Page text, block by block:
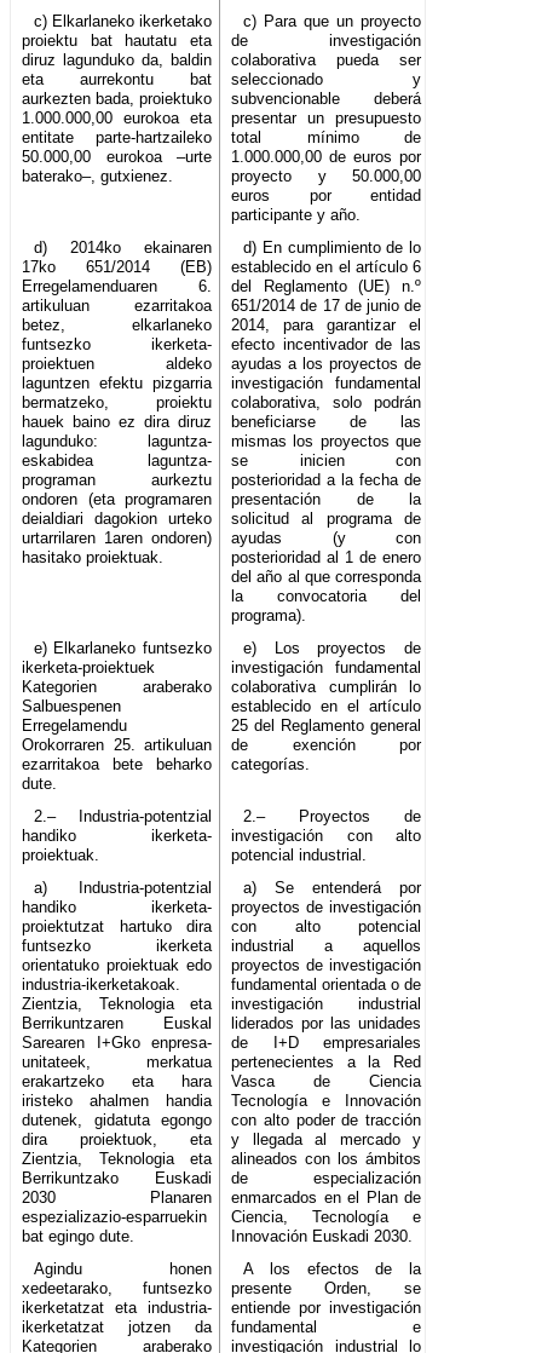
c) Elkarlaneko ikerketako
proiektu bat hautatu eta
diruz lagunduko da, baldin
eta aurrekontu bat
aurkezten bada, proiektuko
1.000.000,00 eurokoa eta
entitate parte-hartzaileko
50.000,00 eurokoa –urte
baterako–, gutxienez.
c) Para que un proyecto
de investigación
colaborativa pueda ser
seleccionado y
subvencionable deberá
presentar un presupuesto
total mínimo de
1.000.000,00 de euros por
proyecto y 50.000,00
euros por entidad
participante y año.
d) 2014ko ekainaren
17ko 651/2014 (EB)
Erregelamenduaren 6.
artikuluan ezarritakoa
betez, elkarlaneko
funtsezko ikerketa-
proiektuen aldeko
laguntzen efektu pizgarria
bermatzeko, proiektu
hauek baino ez dira diruz
lagunduko: laguntza-
eskabidea laguntza-
programan aurkeztu
ondoren (eta programaren
deialdiari dagokion urteko
urtarrilaren 1aren ondoren)
hasitako proiektuak.
d) En cumplimiento de lo
establecido en el artículo 6
del Reglamento (UE) n.º
651/2014 de 17 de junio de
2014, para garantizar el
efecto incentivador de las
ayudas a los proyectos de
investigación fundamental
colaborativa, solo podrán
beneficiarse de las
mismas los proyectos que
se inicien con
posterioridad a la fecha de
presentación de la
solicitud al programa de
ayudas (y con
posterioridad al 1 de enero
del año al que corresponda
la convocatoria del
programa).
e) Elkarlaneko funtsezko
ikerketa-proiektuek
Kategorien araberako
Salbuespenen
Erregelamendu
Orokorraren 25. artikuluan
ezarritakoa bete beharko
dute.
e) Los proyectos de
investigación fundamental
colaborativa cumplirán lo
establecido en el artículo
25 del Reglamento general
de exención por
categorías.
2.– Industria-potentzial
handiko ikerketa-
proiektuak.
2.– Proyectos de
investigación con alto
potencial industrial.
a) Industria-potentzial
handiko ikerketa-
proiektutzat hartuko dira
funtsezko ikerketa
orientatuko proiektuak edo
industria-ikerketakoak.
Zientzia, Teknologia eta
Berrikuntzaren Euskal
Sarearen I+Gko enpresa-
unitateek, merkatua
erakartzeko eta hara
iristeko ahalmen handia
dutenek, gidatuta egongo
dira proiektuok, eta
Zientzia, Teknologia eta
Berrikuntzako Euskadi
2030 Planaren
espezializazio-esparruekin
bat egingo dute.
a) Se entenderá por
proyectos de investigación
con alto potencial
industrial a aquellos
proyectos de investigación
fundamental orientada o de
investigación industrial
liderados por las unidades
de I+D empresariales
pertenecientes a la Red
Vasca de Ciencia
Tecnología e Innovación
con alto poder de tracción
y llegada al mercado y
alineados con los ámbitos
de especialización
enmarcados en el Plan de
Ciencia, Tecnología e
Innovación Euskadi 2030.
Agindu honen
xedeetarako, funtsezko
ikerketatzat eta industria-
ikerketatzat jotzen da
Kategorien araberako
A los efectos de la
presente Orden, se
entiende por investigación
fundamental e
investigación industrial lo